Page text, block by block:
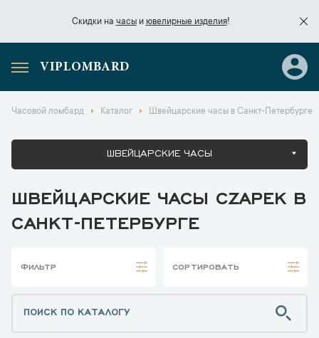
Скидки на часыи ювелирные изделия!
Скидки начасы
VIPLOMBARD
Часовой ломбард Каталог Швейцарские часы в Санкт-Петербурге
ШВЕЙЦАРСКИЕ ЧАСЫ
ШВЕЙЦАРСКИЕ ЧАСЫ CZAPEK В
САНКТ-ПЕТЕРБУРГЕ
ФИЛЬТР СОРТИРОВАТЬ